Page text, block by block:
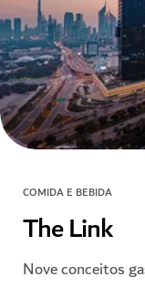
COMIDA E BEBIDA
The Link
Nove conceitos